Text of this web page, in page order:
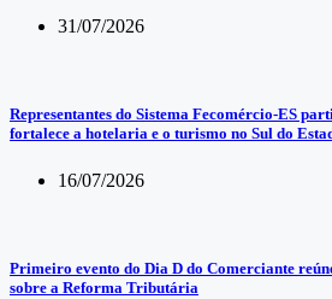
31/07/2026
Representantes do Sistema Fecomércio-ES
fortalece a hotelaria e o turismo no Sul do
16/07/2026
Primeiro evento do Dia D do Comerciante
sobre a Reforma Tributária